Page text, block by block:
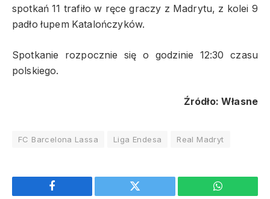
spotkań 11 trafiło w ręce graczy z Madrytu, z kolei 9
padło łupem Katalończyków.
Spotkanie rozpocznie się o godzinie 12:30 czasu
polskiego.
Źródło: Własne
FC Barcelona Lassa Liga Endesa Real Madryt
Facebook Twitter WhatsApp